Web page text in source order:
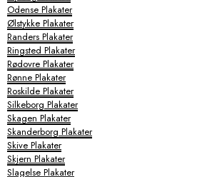
Odense Plakater
Ølstykke Plakater
Randers Plakater
Ringsted Plakater
Rødovre Plakater
Rønne Plakater
Roskilde Plakater
Silkeborg Plakater
Skagen Plakater
Skanderborg Plakater
Skive Plakater
Skjern Plakater
Slagelse Plakater